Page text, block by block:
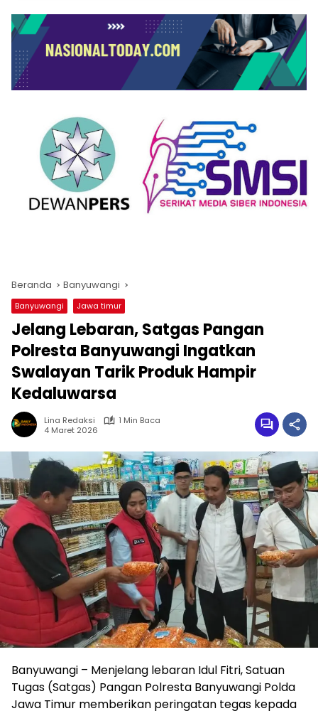
Beranda Banyuwangi
Banyuwangi Jawa timur
Jelang Lebaran, Satgas Pangan
Polresta Banyuwangi Ingatkan
Swalayan Tarik Produk Hampir
Kedaluwarsa
Lina Redaksi
1 Min Baca
4 Maret 2026
Banyuwangi – Menjelang lebaran Idul Fitri, Satuan
Tugas (Satgas) Pangan Polresta Banyuwangi Polda
Jawa Timur memberikan peringatan tegas kepada